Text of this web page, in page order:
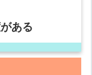
ある